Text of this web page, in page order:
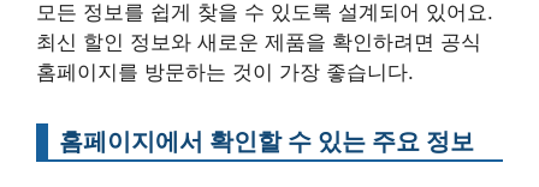
모든 정보를 쉽게 찾을 수 있도록 설계되어 있어요.
최신 할인 정보와 새로운 제품을 확인하려면 공식
홈페이지를 방문하는 것이 가장 좋습니다.
홈페이지에서 확인할 수 있는 주요 정보